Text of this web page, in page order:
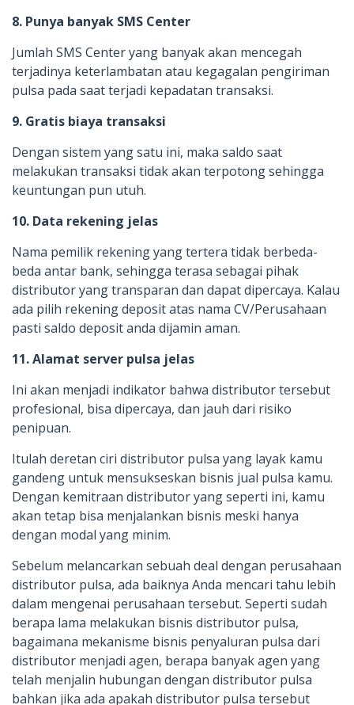
8. Punya banyak SMS Center
Jumlah SMS Center yang banyak akan mencegah
terjadinya keterlambatan atau kegagalan pengiriman
pulsa pada saat terjadi kepadatan transaksi.
9. Gratis biaya transaksi
Dengan sistem yang satu ini, maka saldo saat
melakukan transaksi tidak akan terpotong sehingga
keuntungan pun utuh.
10. Data rekening jelas
Nama pemilik rekening yang tertera tidak berbeda-
beda antar bank, sehingga terasa sebagai pihak
distributor yang transparan dan dapat dipercaya. Kalau
ada pilih rekening deposit atas nama CV/Perusahaan
pasti saldo deposit anda dijamin aman.
11. Alamat server pulsa jelas
Ini akan menjadi indikator bahwa distributor tersebut
profesional, bisa dipercaya, dan jauh dari risiko
penipuan.
Itulah deretan ciri distributor pulsa yang layak kamu
gandeng untuk mensukseskan bisnis jual pulsa kamu.
Dengan kemitraan distributor yang seperti ini, kamu
akan tetap bisa menjalankan bisnis meski hanya
dengan modal yang minim.
Sebelum melancarkan sebuah deal dengan perusahaan
distributor pulsa, ada baiknya Anda mencari tahu lebih
dalam mengenai perusahaan tersebut. Seperti sudah
berapa lama melakukan bisnis distributor pulsa,
bagaimana mekanisme bisnis penyaluran pulsa dari
distributor menjadi agen, berapa banyak agen yang
telah menjalin hubungan dengan distributor pulsa
bahkan jika ada apakah distributor pulsa tersebut